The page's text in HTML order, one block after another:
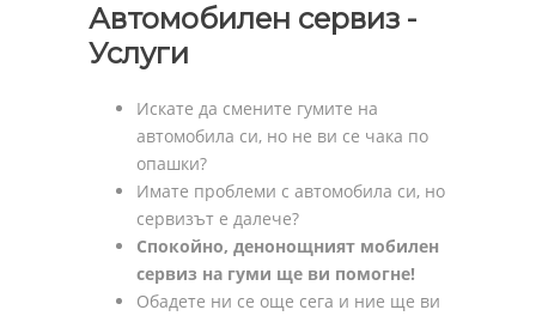
Автомобилен сервиз -
Услуги
Искате да смените гумите на
автомобила си, но не ви се чака по
опашки?
Имате проблеми с автомобила си, но
сервизът е далече?
Спокойно, денонощният мобилен
сервиз на гуми ще ви помогне!
Обадете ни се още сега и ние ще ви